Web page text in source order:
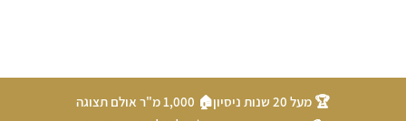
🏆 מעל 20 שנות ניסיון
🏠 1,000 מ"ר אולם תצוגה